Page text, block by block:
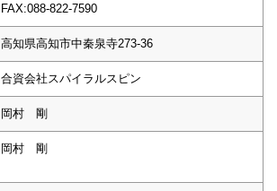
FAX:088-822-7590
高知県高知市中秦泉寺273-36
合資会社スパイラルスピン
岡村 剛
岡村 剛